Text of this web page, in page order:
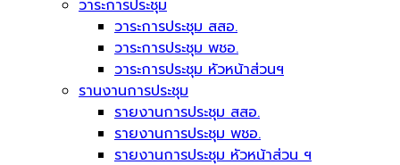
วาระการประชุม
วาระการประชุม สสอ.
วาระการประชุม พชอ.
วาระการประชุม หัวหน้าส่วนฯ
รานงานการประชุม
รายงานการประชุม สสอ.
รายงานการประชุม พชอ.
รายงานการประชุม หัวหน้าส่วน ฯ